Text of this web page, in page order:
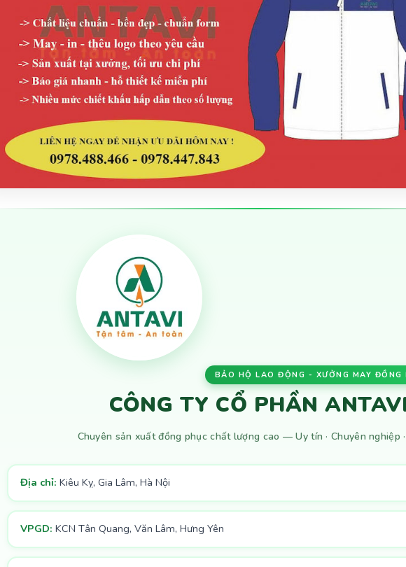
BẢO HỘ LAO ĐỘNG - XƯỞNG MAY ĐỒNG
CÔNG TY CỔ PHẦN
Chuyên sản xuất đồng phục chất lượng cao — Uy tín · Chuyên nghiệp
Địa chỉ: Kiêu Kỵ, Gia Lâm, Hà Nội
VPGD: KCN Tân Quang, Văn Lâm, Hưng Yên